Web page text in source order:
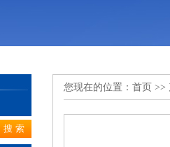
您现在的位置： 首页 >>